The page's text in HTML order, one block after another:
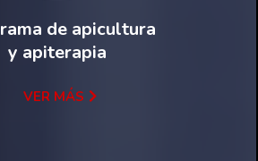
de apicultura
y apiterapia
VER MÁS